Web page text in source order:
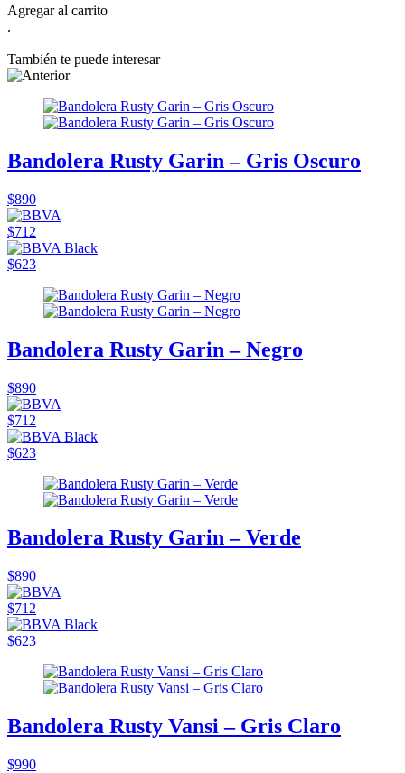
Agregar al carrito
.
También te puede interesar
Bandolera Rusty Garin – Gris Oscuro
$890
$712
$623
Bandolera Rusty Garin – Negro
$890
$712
$623
Bandolera Rusty Garin – Verde
$890
$712
$623
Bandolera Rusty Vansi – Gris Claro
$990